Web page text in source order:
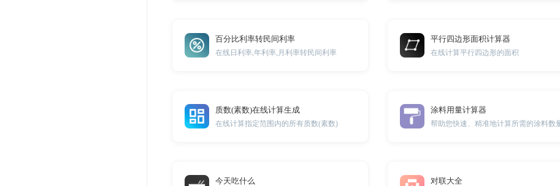
百分比利率转民间利率
在线日利率,年利率,月利率转民间利率
平行四边形面积计算器
在线计算平行四边形的面积
质数(素数)在线计算生成
在线计算指定范围内的所有质数(素数)
涂料用量计算器
今天吃什么 对联大全